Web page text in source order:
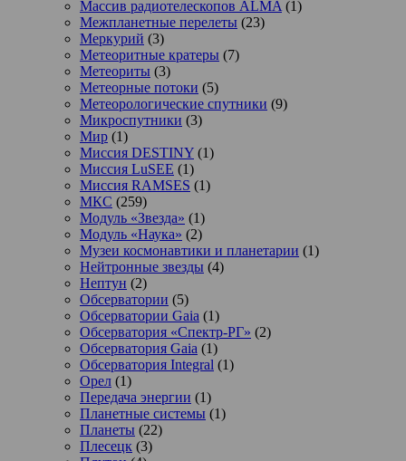
Массив радиотелескопов ALMA (1)
Межпланетные перелеты (23)
Меркурий (3)
Метеоритные кратеры (7)
Метеориты (3)
Метеорные потоки (5)
Метеорологические спутники (9)
Микроспутники (3)
Мир (1)
Миссия DESTINY (1)
Миссия LuSEE (1)
Миссия RAMSES (1)
МКС (259)
Модуль «Звезда» (1)
Модуль «Наука» (2)
Музеи космонавтики и планетарии (1)
Нейтронные звезды (4)
Нептун (2)
Обсерватории (5)
Обсерватории Gaia (1)
Обсерватория «Спектр-РГ» (2)
Обсерватория Gaia (1)
Обсерватория Integral (1)
Орел (1)
Передача энергии (1)
Планетные системы (1)
Планеты (22)
Плесецк (3)